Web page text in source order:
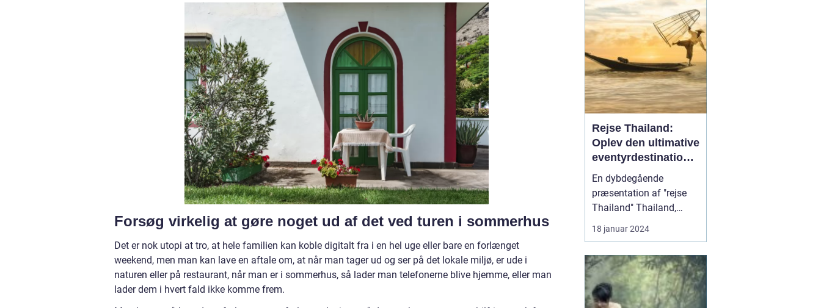
Forsøg virkelig at gøre noget ud af det ved turen i sommerhus
Det er nok utopi at tro, at hele familien kan koble digitalt fra i en hel uge eller bare en forlænget
weekend, men man kan lave en aftale om, at når man tager ud og ser på det lokale miljø, er ude i
naturen eller på restaurant, når man er i sommerhus, så lader man telefonerne blive hjemme, eller man
lader dem i hvert fald ikke komme frem.
denne artikel vil vi dykke
ned i alt det, du skal vide
o...
Rejse Thailand:
Oplev den ultimative
eventyrdestination i
Sydøstasien
En dybdegående
præsentation af "rejse
Thailand" Thailand,
også kendt som "Landet
Smilenes" på grund af
er en af de mest
populære destinationer i
Sydøstasien for rejsende
18 januar 2024